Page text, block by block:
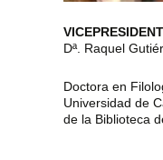
Dª. Raquel
Doctora en
Universidad de
de la Biblioteca